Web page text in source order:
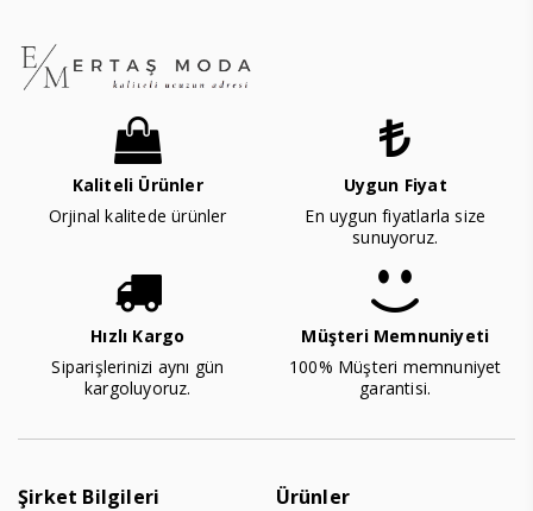
Kaliteli Ürünler
Orjinal kalitede ürünler
Uygun Fiyat
En uygun fiyatlarla size
sunuyoruz.
Hızlı Kargo
Siparişlerinizi aynı gün
kargoluyoruz.
Müşteri Memnuniyeti
100% Müşteri memnuniyet
garantisi.
Şirket Bilgileri Ürünler